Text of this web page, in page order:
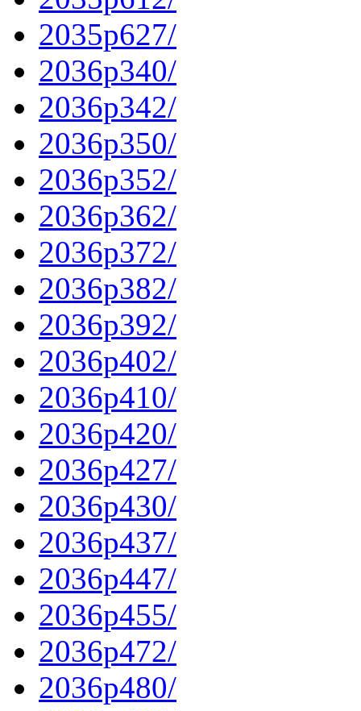
2035p627/
2036p340/
2036p342/
2036p350/
2036p352/
2036p362/
2036p372/
2036p382/
2036p392/
2036p402/
2036p410/
2036p420/
2036p427/
2036p430/
2036p437/
2036p447/
2036p455/
2036p472/
2036p480/